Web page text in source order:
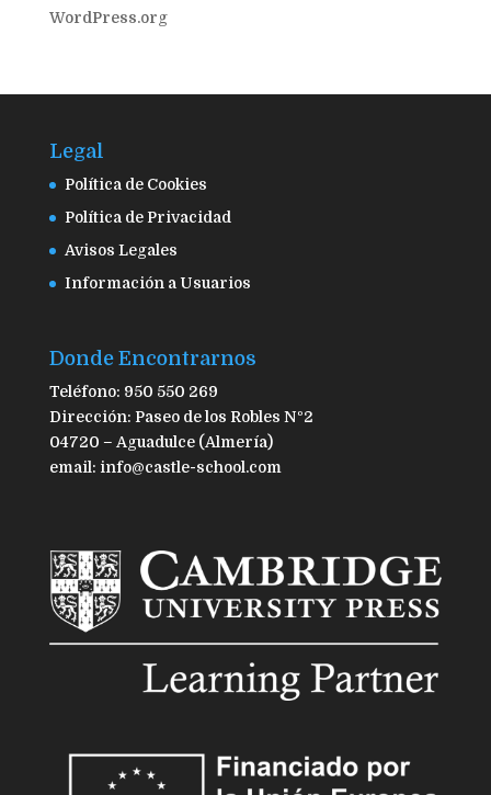
WordPress.org
Legal
Política de Cookies
Política de Privacidad
Avisos Legales
Información a Usuarios
Donde Encontrarnos
Teléfono: 950 550 269
Dirección: Paseo de los Robles Nº2
04720 – Aguadulce (Almería)
email: info@castle-school.com